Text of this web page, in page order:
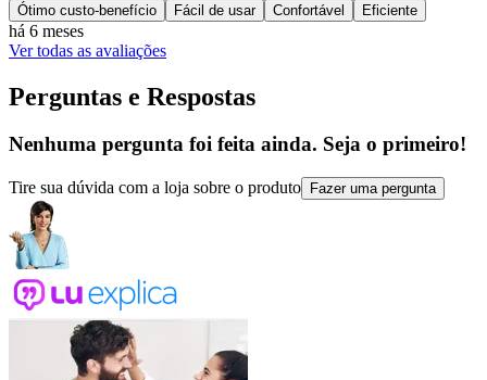
Ótimo custo-benefício Fácil de usar Confortável Eficiente
há 6 meses
Ver todas as avaliações
Perguntas e Respostas
Nenhuma pergunta foi feita ainda. Seja o primeiro!
Tire sua dúvida com a loja sobre o produto Fazer uma pergunta